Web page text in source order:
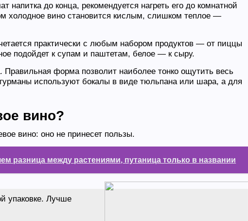
напитка до конца, рекомендуется нагреть его до комнатной
холодное вино становится кислым, слишком теплое —
практически с любым набором продуктов — от пиццы
подойдет к супам и паштетам, белое — к сыру.
Правильная форма позволит наиболее тонко ощутить весь
гурманы используют бокалы в виде тюльпана или шара, а для
вино?
вино: оно не принесет пользы.
разница между растениями, путаница только в названии
упаковке. Лучше